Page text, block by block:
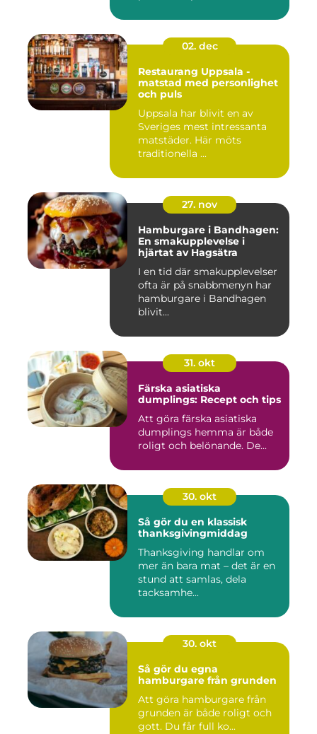
02. dec
Restaurang Uppsala -
matstad med personlighet
och puls
Uppsala har blivit en av
Sveriges mest intressanta
matstäder. Här möts
traditionella ...
27. nov
Hamburgare i Bandhagen:
En smakupplevelse i
hjärtat av Hagsätra
I en tid där smakupplevelser
ofta är på snabbmenyn har
hamburgare i Bandhagen
blivit...
31. okt
Färska asiatiska
dumplings: Recept och tips
Att göra färska asiatiska
dumplings hemma är både
roligt och belönande. De...
30. okt
Så gör du en klassisk
thanksgivingmiddag
Thanksgiving handlar om
mer än bara mat – det är en
stund att samlas, dela
tacksamhe...
30. okt
Så gör du egna
hamburgare från grunden
Att göra hamburgare från
grunden är både roligt och
gott. Du får full ko...